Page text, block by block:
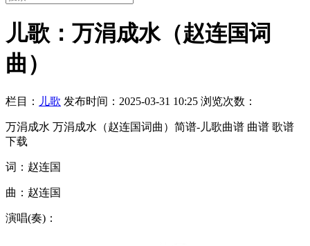
儿歌：万涓成水（赵连国词
曲）
栏目： 儿歌 发布时间：2025-03-31 10:25 浏览次数：
万涓成水 万涓成水（赵连国词曲）简谱-儿歌曲谱 曲谱 歌谱
下载
词：赵连国
曲：赵连国
演唱(奏)：